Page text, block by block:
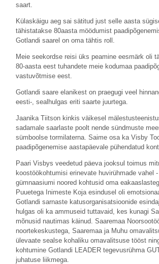
saart.
Külaskäigu aeg sai sätitud just selle aasta
tähistatakse 80aasta möödumist
Gotlandi saarel on oma tähtis roll.
Meie seekordse reisi üks peamine eesmärk oli
80-aasta eest tuhandete meie kodumaa
vastuvõtmise eest.
Gotlandi saare elanikest on praegugi veel
eesti-, sealhulgas eriti saarte juurtega.
Jaanika Tiitson kinkis väikesel
sadamale saarlaste poolt nende sündmuste
sümboolse tormilaterna. Saime osa ka Visby
paadipõgenemise aastapäevale pühendatud
Paari Visbys veedetud päeva jooksul toimus
koostöökohtumisi erinevate huvirühmade vahel
gümnaasiumi noored kohtusid oma
Puuetega Inimeste Koja esindusel oli
Gotlandi sarnaste katusorganisatsioonide
hulgas oli ka ammuseid tuttavaid, kes kunagi
mõnusid nautimas käinud. Saaremaa
noortekeskustega, Saaremaa ja Muhu
ülevaate sealse kohaliku omavalitsuse tööst
kohtumine Gotlandi LEADER tegevusrühma
juhatuse liikmega.